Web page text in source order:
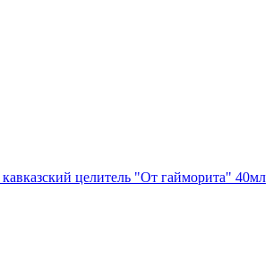
целитель "От гайморита" 40мл